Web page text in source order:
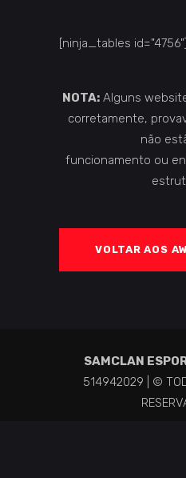
[ninja_tables id="4756"]
NOTA:Alguns
corretamente,
não
funcionamento ou
VOLTAR AOS
SAMCLAN
514942029 | ©